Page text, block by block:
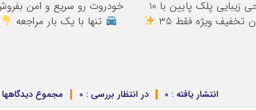
جراحی زیبایی پلک پایین با 10
تخفیف ویژه فقط 35
خودروت رو سریع و امن
تنها با یک بار مراجعه
مجموع دیدگاهها : در انتظار بررسی : 0 انتشار یافته : 0